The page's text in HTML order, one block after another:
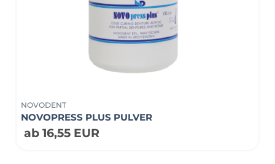
NOVODENT
NOVOPRESS PLUS PULVER
ab 16,55 EUR